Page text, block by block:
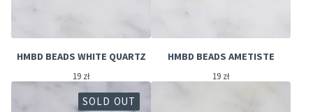
HMBD BEADS WHITE QUARTZ
19 zł
HMBD BEADS AMETISTE
19 zł
SOLD OUT